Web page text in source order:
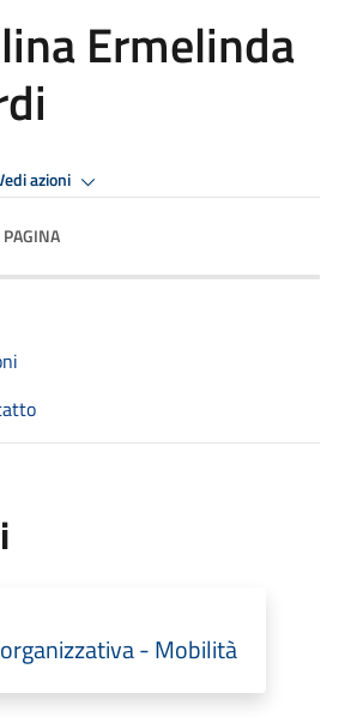
Ermelinda
azioni
- Mobilità